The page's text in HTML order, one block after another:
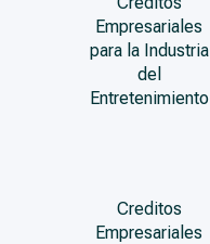
Empresariales
para la Industria
del
Entretenimiento
Creditos
Empresariales